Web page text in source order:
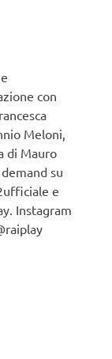
con
Meloni,
di Mauro
su
e
Instagram